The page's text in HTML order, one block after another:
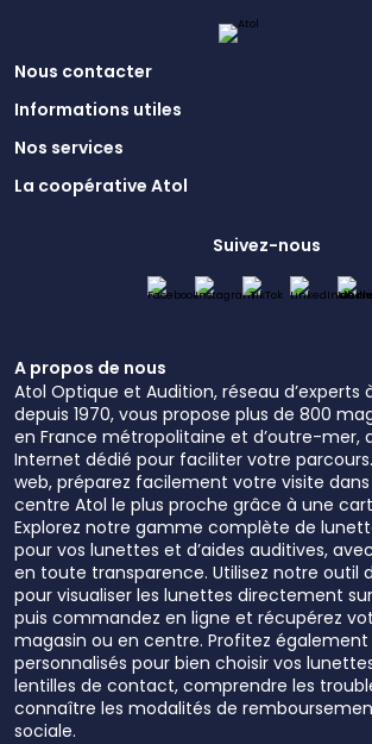
Nous contacter
Informations utiles
Nos services
La coopérative Atol
Suivez-nous
A propos de nous
Atol Optique et Audition, réseau d’experts
depuis 1970, vous propose plus de 800
en France métropolitaine et d’outre-mer,
Internet dédié pour faciliter votre
web, préparez facilement votre visite
centre Atol le plus proche grâce à une
Explorez notre gamme complète de
pour vos lunettes et d’aides auditives,
en toute transparence. Utilisez notre outil
pour visualiser les lunettes directement
puis commandez en ligne et récupérez
magasin ou en centre. Profitez également
personnalisés pour bien choisir vos
lentilles de contact, comprendre les
connaître les modalités de
sociale.